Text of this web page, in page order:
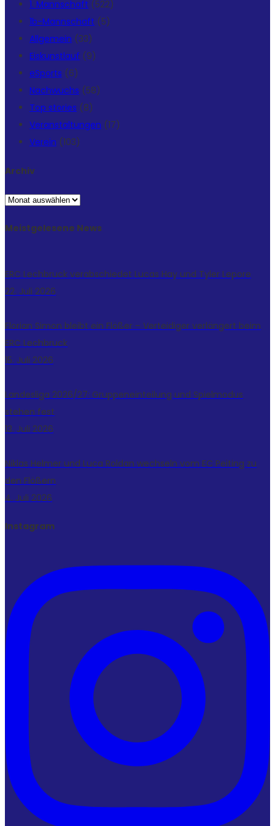
1. Mannschaft (522)
1b-Mannschaft (5)
Allgemein (33)
Eiskunstlauf (9)
eSports (6)
Nachwuchs (58)
Top stories (8)
Veranstaltungen (17)
Verein (103)
Archiv
Archiv
Meistgelesene News
ERC Lechbruck verabschiedet Lucas Hay und Tyler Lepore
22. Juli 2026
Florian Simon bleibt ein Flößer – Verteidiger verlängert beim
ERC Lechbruck
15. Juli 2026
Landesliga 2026/27: Gruppeneinteilung und Spielmodus
stehen fest
13. Juli 2026
Niklas Helmer und Luca Roldan wechseln vom EC Peiting zu
den Flößern
4. Juli 2026
Instagram